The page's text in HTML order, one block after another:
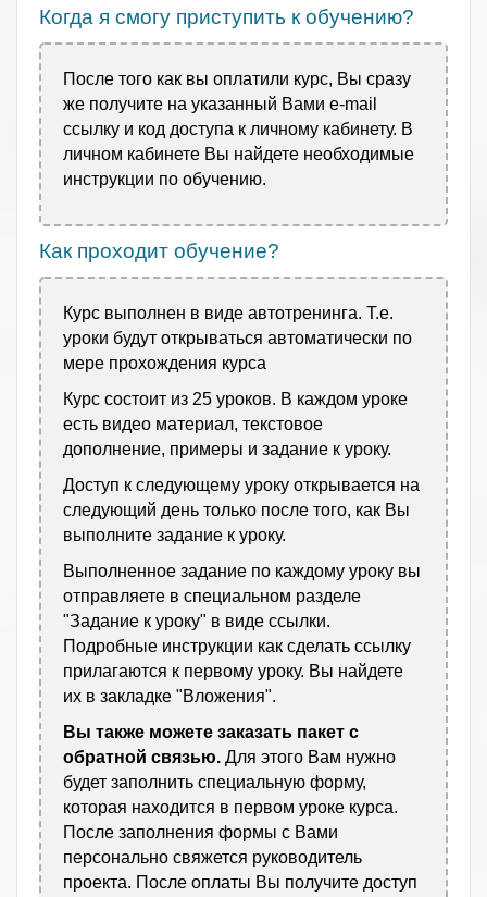
Когда я смогу приступить к обучению?
После того как вы оплатили курс, Вы сразу
же получите на указанный Вами e-mail
ссылку и код доступа к личному кабинету. В
личном кабинете Вы найдете необходимые
инструкции по обучению.
Как проходит обучение?
Курс выполнен в виде автотренинга. Т.е.
уроки будут открываться автоматически по
мере прохождения курса
Курс состоит из 25 уроков. В каждом уроке
есть видео материал, текстовое
дополнение, примеры и задание к уроку.
Доступ к следующему уроку открывается на
следующий день только после того, как Вы
выполните задание к уроку.
Выполненное задание по каждому уроку вы
отправляете в специальном разделе
"Задание к уроку" в виде ссылки.
Подробные инструкции как сделать ссылку
прилагаются к первому уроку. Вы найдете
их в закладке "Вложения".
Вы также можете заказать пакет с
обратной связью. Для этого Вам нужно
будет заполнить специальную форму,
которая находится в первом уроке курса.
После заполнения формы с Вами
персонально свяжется руководитель
проекта. После оплаты Вы получите доступ